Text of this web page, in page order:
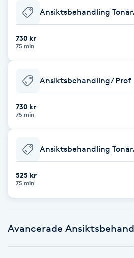
Extensions
Extensions borttagning
Eyeliner-tatuering
Face framing
Faceliftmassage
Fet hårbotten
Fillers
Ansiktsbehandling
730 kr
75 min
Ansiktsbehandling/ Prof
730 kr
75 min
Ansiktsbehandling
525 kr
75 min
Avancerade